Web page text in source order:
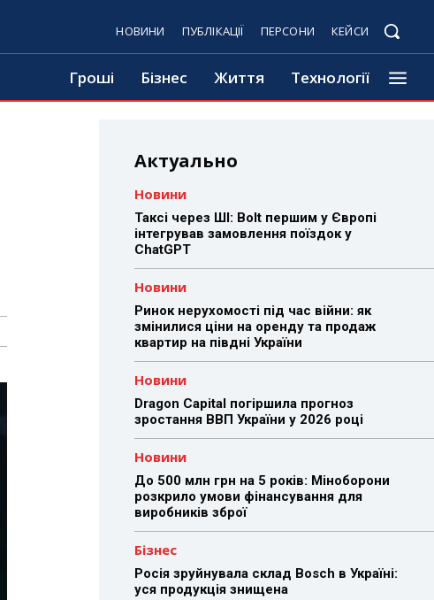
НОВИНИ ПУБЛІКАЦІЇ ПЕРСОНИ КЕЙСИ
Гроші Бізнес Життя Технології
Актуально
Новини
Таксі через ШІ: Bolt першим у Європі
інтегрував замовлення поїздок у
ChatGPT
Новини
Ринок нерухомості під час війни: як
змінилися ціни на оренду та продаж
квартир на півдні України
Новини
Dragon Capital погіршила прогноз
зростання ВВП України у 2026 році
Новини
До 500 млн грн на 5 років: Міноборони
розкрило умови фінансування для
виробників зброї
Бізнес
Росія зруйнувала склад Bosch в Україні:
уся продукція знищена